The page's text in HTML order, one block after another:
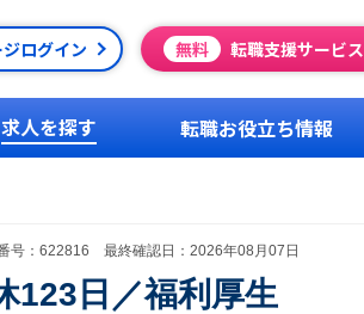
ログイン 無料 転職支援サービ
求人を探す 転職お役立ち情報
号：622816 最終確認日：2026年08月07日
123日／福利厚生